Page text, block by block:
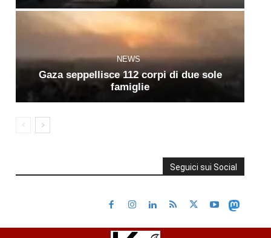
NEWS
Gaza seppellisce 112 corpi di due sole
famiglie
Seguici sui Social